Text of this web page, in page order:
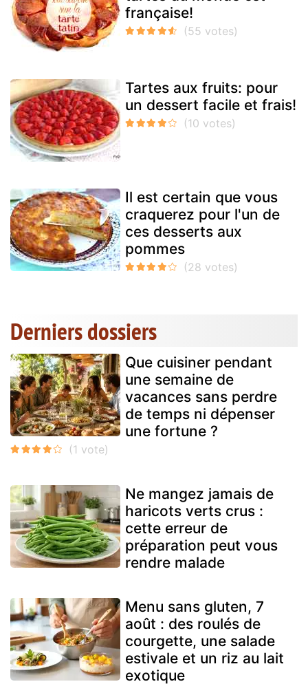
française!
Tartes aux fruits: pour
un dessert facile et frais!
Il est certain que vous
craquerez pour l'un de
ces desserts aux
pommes
Derniers dossiers
Que cuisiner pendant
une semaine de
vacances sans perdre
de temps ni dépenser
une fortune ?
Ne mangez jamais de
haricots verts crus :
cette erreur de
préparation peut vous
rendre malade
Menu sans gluten, 7
août : des roulés de
courgette, une salade
estivale et un riz au lait
exotique